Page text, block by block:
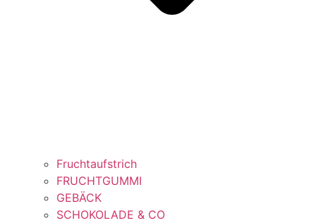
Fruchtaufstrich
FRUCHTGUMMI
GEBÄCK
SCHOKOLADE & CO